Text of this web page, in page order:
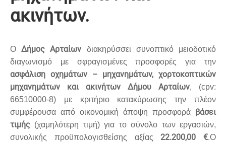
ακινήτων.
ΟΔήμος Αρταίων διακηρύσσει συνοπτικό μειοδοτικό
διαγωνισμό με σφραγισμένες προσφορές για την
ασφάλιση οχημάτων – μηχανημάτων, χορτοκοπτικών
μηχανημάτων και ακινήτων Δήμου Αρταίων, (cpv:
66510000-8) με κριτήριο κατακύρωσης την πλέον
συμφέρουσα από οικονομική άποψη προσφορά βάσει
τιμής (χαμηλότερη τιμή) για το σύνολο των εργασιών,
συνολικής προϋπολογισθείσης αξίας22.200,00 €.Ο